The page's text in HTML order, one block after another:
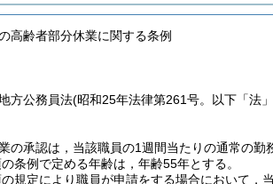
高齢者部分休業に関する条例
方公務員法(昭和25年法律第261号。以下「法
の承認は，当該職員の1週間当たりの通常の
条例で定める年齢は，年齢55年とする。
規定により職員が申請をする場合において，